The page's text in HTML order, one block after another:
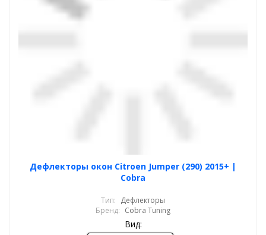
Дефлекторы окон Citroen Jumper (290) 2015+ |
Cobra
Тип: Дефлекторы
Бренд: Cobra Tuning
Вид: